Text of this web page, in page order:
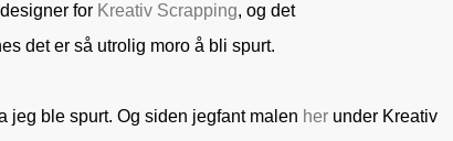
for Kreativ Scrapping, og det
det er så utrolig moro å bli spurt.
jeg ble spurt. Og siden jegfant malen herunder Kreativ